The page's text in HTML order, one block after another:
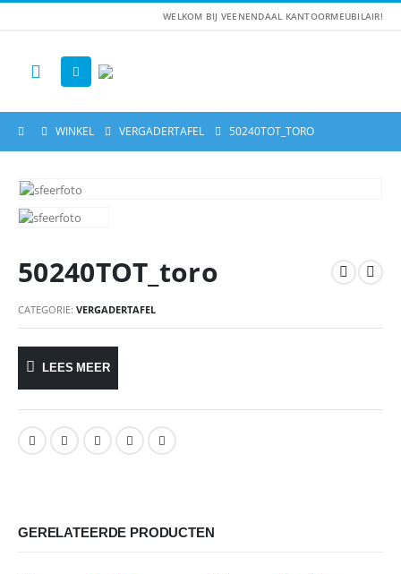
WELKOM BIJ VEENENDAAL KANTOORMEUBILAIR!
WINKEL VERGADERTAFEL 50240TOT_TORO
50240TOT_toro
CATEGORIE: VERGADERTAFEL
LEES MEER
GERELATEERDE PRODUCTEN